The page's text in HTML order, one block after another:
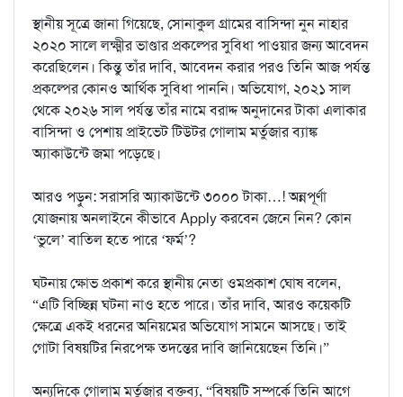
স্থানীয় সূত্রে জানা গিয়েছে, সোনাকুল গ্রামের বাসিন্দা নুন নাহার
২০২০ সালে লক্ষ্মীর ভাণ্ডার প্রকল্পের সুবিধা পাওয়ার জন্য আবেদন
করেছিলেন। কিন্তু তাঁর দাবি, আবেদন করার পরও তিনি আজ পর্যন্ত
প্রকল্পের কোনও আর্থিক সুবিধা পাননি। অভিযোগ, ২০২১ সাল
থেকে ২০২৬ সাল পর্যন্ত তাঁর নামে বরাদ্দ অনুদানের টাকা এলাকার
বাসিন্দা ও পেশায় প্রাইভেট টিউটর গোলাম মর্তুজার ব্যাঙ্ক
অ্যাকাউন্টে জমা পড়েছে।
আরও পড়ুন: সরাসরি অ্যাকাউন্টে ৩০০০ টাকা…! অন্নপূর্ণা
যোজনায় অনলাইনে কীভাবে Apply করবেন জেনে নিন? কোন
‘ভুলে’ বাতিল হতে পারে ‘ফর্ম’?
ঘটনায় ক্ষোভ প্রকাশ করে স্থানীয় নেতা ওমপ্রকাশ ঘোষ বলেন,
“এটি বিচ্ছিন্ন ঘটনা নাও হতে পারে। তাঁর দাবি, আরও কয়েকটি
ক্ষেত্রে একই ধরনের অনিয়মের অভিযোগ সামনে আসছে। তাই
গোটা বিষয়টির নিরপেক্ষ তদন্তের দাবি জানিয়েছেন তিনি।”
অন্যদিকে গোলাম মর্তুজার বক্তব্য, “বিষয়টি সম্পর্কে তিনি আগে